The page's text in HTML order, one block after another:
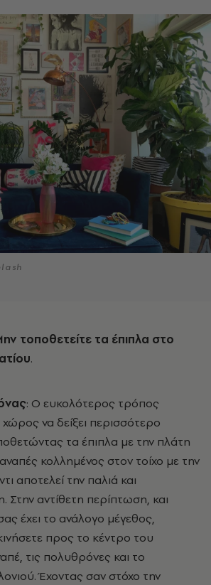
τοποθετείτε τα έπιπλα στο
.
: Ο ευκολότερος τρόπος
να δείξει περισσότερο
τα έπιπλα με την πλάτη
κολλημένος στον τοίχο με την
αποτελεί την παλιά και
Στην αντίθετη περίπτωση, και
έχει το ανάλογο μέγεθος,
προς το κέντρο του
τις πολυθρόνες και το
Έχοντας σαν στόχο την